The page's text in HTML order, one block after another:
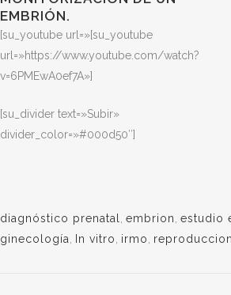
EMBRIÓN.
[su_youtube url=»[su_youtube
url=»https://www.youtube.com/watch?
v=6PMEwA0ef7A»]
[su_divider text=»Subir»
divider_color=»#000d50″]
diagnóstico prenatal embrion estudio
ginecología
In vitro irmo reproduccion